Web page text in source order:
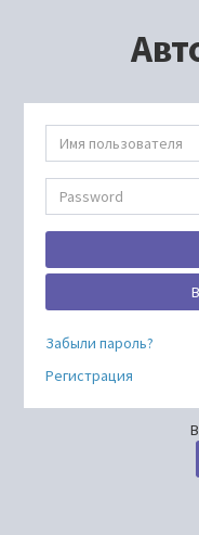
Забыли пароль?
Регистрация